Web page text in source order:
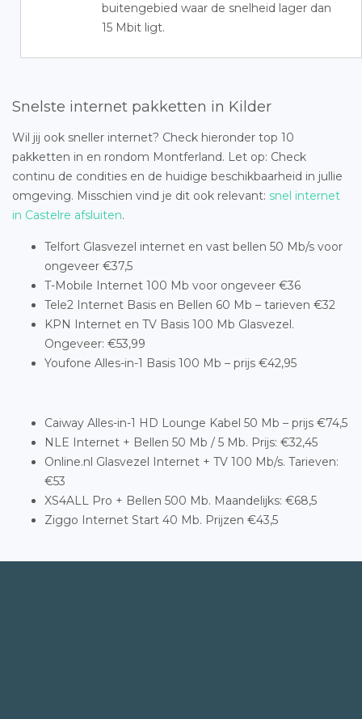
buitengebied waar de snelheid lager dan
15 Mbit ligt.
Snelste internet pakketten in Kilder
Wil jij ook sneller internet? Check hieronder top 10
pakketten in en rondom Montferland. Let op: Check
continu de condities en de huidige beschikbaarheid in jullie
omgeving. Misschien vind je dit ook relevant: snel internet
in Castelre afsluiten.
Telfort Glasvezel internet en vast bellen 50 Mb/s voor
ongeveer €37,5
T-Mobile Internet 100 Mb voor ongeveer €36
Tele2 Internet Basis en Bellen 60 Mb – tarieven €32
KPN Internet en TV Basis 100 Mb Glasvezel.
Ongeveer: €53,99
Youfone Alles-in-1 Basis 100 Mb – prijs €42,95
Caiway Alles-in-1 HD Lounge Kabel 50 Mb – prijs €74,5
NLE Internet + Bellen 50 Mb / 5 Mb. Prijs: €32,45
Online.nl Glasvezel Internet + TV 100 Mb/s. Tarieven:
€53
XS4ALL Pro + Bellen 500 Mb. Maandelijks: €68,5
Ziggo Internet Start 40 Mb. Prijzen €43,5